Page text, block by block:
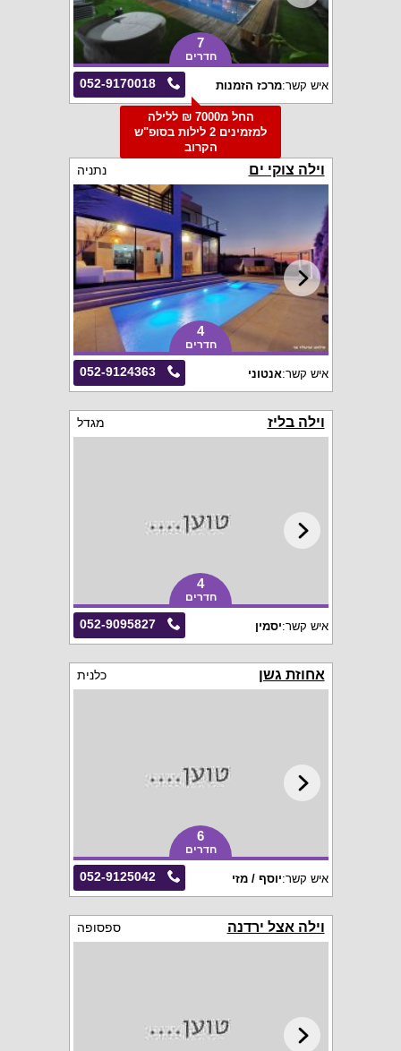
7
חדרים
052-9170018 איש קשר:מרכז הזמנות
החל מ7000 ₪ ללילה
למזמינים 2 לילות בסופ"ש
הקרוב
וילה צוקי ים נתניה
4
חדרים
052-9124363 איש קשר:אנטוני
וילה בליז מגדל
4
חדרים
052-9095827 איש קשר:יסמין
אחוזת גשן כלנית
6
חדרים
052-9125042 איש קשר:יוסף / מזי
וילה אצל ירדנה ספסופה